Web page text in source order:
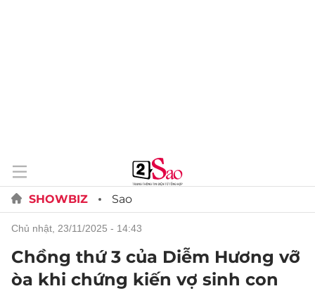
SHOWBIZ Sao
chủ nhật, 23/11/2025 - 14:43
Chồng thứ 3 của Diễm Hương vỡ
òa khi chứng kiến vợ sinh con